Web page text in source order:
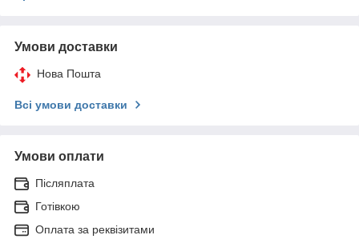
Умови доставки
Нова Пошта
Всі умови доставки
Умови оплати
Післяплата
Готівкою
Оплата за реквізитами